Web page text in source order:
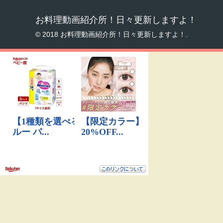
お料理動画紹介所！日々更新しますよ！
© 2018 お料理動画紹介所！日々更新しますよ！.